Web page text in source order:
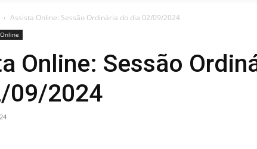
de
Assista Online: Sessão Ordinária do dia 02/09/2024
Online: Sessão
09/2024